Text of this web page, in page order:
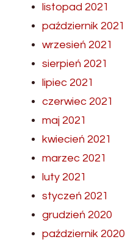
listopad 2021
październik 2021
wrzesień 2021
sierpień 2021
lipiec 2021
czerwiec 2021
maj 2021
kwiecień 2021
marzec 2021
luty 2021
styczeń 2021
grudzień 2020
październik 2020